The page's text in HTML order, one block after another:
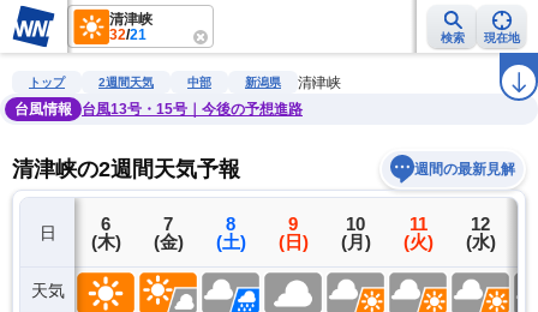
清津峡
32/21 検索 現在地
雨雲レーダー 台風情報 地震情報 警報・注意報 ラ
トップ 2週間天気 中部 新潟県
清津峡
台風情報
台風13号・15号｜今後の予想進路
清津峡の2週間天気予報 週間の最新見解
日
天気
5
(水)
6
(木)
7
(金)
8
(土)
9
(日)
10
(月)
11
(火)
12
(水)